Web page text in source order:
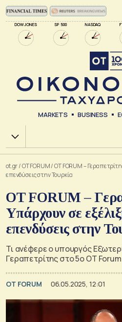
DOW JONES SP 500 NASDAQ
MARKETS BUSINESS
Χ.Α.
ot.gr/OT FORUM/OT FORUM –
επενδύσεις στην Τουρκία
OT FORUM –
Υπάρχουν σε
επενδύσεις στην
Τι ανέφερε ο υπουργός
Γεραπετρίτης στο 5ο OT Forum
OT FORUM 06.05.2025, 12:01